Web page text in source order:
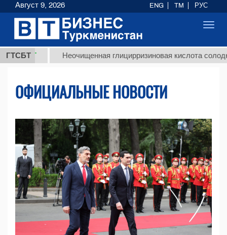
ГТСБТНеочищенная глицирризиновая кислота солодкового
ОФИЦИАЛЬНЫЕ НОВОСТИ
Август 9, 2026 ENG TM РУС